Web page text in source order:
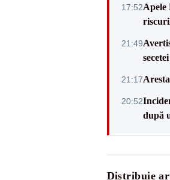
17:52Apele
21:49
21:17
20:52
după
Distribuie